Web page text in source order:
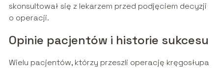
skonsultował się z lekarzem przed podjęciem decyzji
o operacji.
Opinie pacjentów i historie sukcesu
Wielu pacjentów, którzy przeszli operację kręgosłupa